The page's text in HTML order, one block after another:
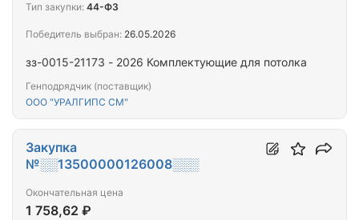
зз-0015-21173 - 2026 Комплектующие для потолка
Генподрядчик (поставщик)
ООО "УРАЛГИПС СМ"
Тип закупки: 44-ФЗ
Победитель выбран: 26.05.2026
Закупка
№░░13500000126008░░░
Окончательная цена
1 758,62 ₽